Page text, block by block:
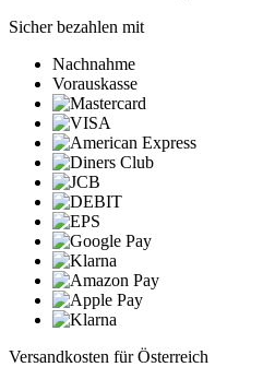
Sicher bezahlen mit
Nachnahme
Vorauskasse
Versandkosten für Österreich